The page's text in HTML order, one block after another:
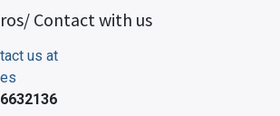
Contact with us
us at